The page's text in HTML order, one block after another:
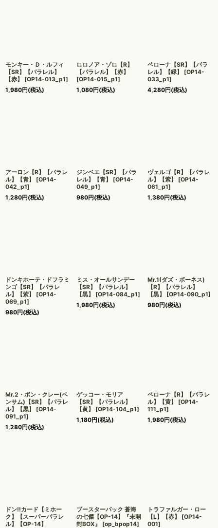
モンキー・Ｄ・ルフィ
【SR】【パラレル】
【赤】
[OP14-013_p1]
1,980円(税込)
ロロノア・ゾロ【R】
【パラレル】【赤】
[OP14-015_p1]
1,080円(税込)
ペローナ【SR】【パラ
レル】【緑】
[OP14-
033_p1]
4,280円(税込)
アーロン【R】【パラレ
ル】【青】
[OP14-
042_p1]
1,280円(税込)
ジンベエ【SR】【パラ
レル】【青】
[OP14-
049_p1]
980円(税込)
ヴェルゴ【R】【パラレ
ル】【紫】
[OP14-
061_p1]
1,380円(税込)
ドンキホーテ・ドフラミ
ンゴ【SR】【パラレ
ル】【紫】
[OP14-
069_p1]
980円(税込)
ミス・オールサンデー
【SR】【パラレル】
【黒】
[OP14-084_p1]
1,980円(税込)
Mr.1(ダズ・ボーネス)
【R】【パラレル】
【黒】
[OP14-090_p1]
980円(税込)
Mr.2・ボン・クレー(ベ
ンサム)【SR】【パラレ
ル】【黒】
[OP14-
091_p1]
1,280円(税込)
ゲッコー・モリア
【SR】【パラレル】
【黄】
[OP14-104_p1]
1,180円(税込)
ペローナ【R】【パラレ
ル】【黄】
[OP14-
111_p1]
1,980円(税込)
ドン!!カード【ミホー
ク】【スーパーパラレ
ル】【OP-14】
ブースターパック 蒼海
の七傑【OP-14】『未開
封BOX』
[op_bpop14]
トラファルガー・ロー
【L】【赤】
[OP14-
001]